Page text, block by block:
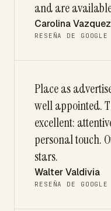
and are
Carolina Vazquez
RESEÑA DE GOOGLE
Place as
well appointed.
excellent:
personal touch.
stars.
Walter Valdivia
RESEÑA DE GOOGLE